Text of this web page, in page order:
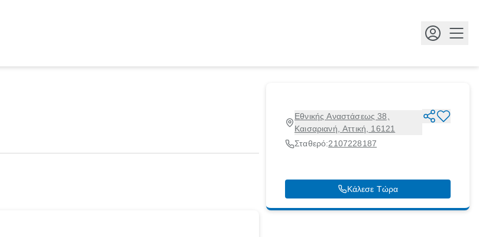
Εθνικής Αναστάσεως 38,
Καισαριανή, Αττική, 16121
Σταθερό:2107228187
Κάλεσε Τώρα